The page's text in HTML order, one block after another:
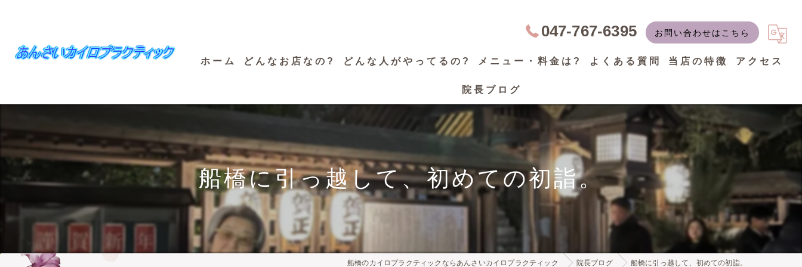
047-767-6395 お問い合わせはこちら
ホーム どんなお店なの? どんな人がやってるの? メニュー・料金は? よくある質問 当店の特徴
リフレクソロジー
リラクゼーション
骨盤矯正
産後ケア
小顔矯正
アクセス
院長ブログ
船橋に引っ越して、初めての初詣。
船橋のカイロプラクティックならあんさいカイロプラクティック 院長ブログ 船橋に引っ越して、初めての初詣。